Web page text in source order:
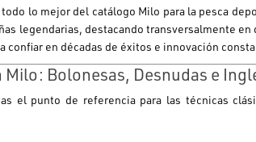
lo mejor del catálogo Milo para la pesca
legendarias, destacando transversalmente
confiar en décadas de éxitos e innovación
Milo: Bolonesas, Desnudas e
el punto de referencia para las técnicas